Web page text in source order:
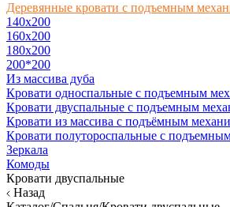
Деревянные кровати с подъемным
140x200
160х200
180х200
200*200
Из массива дуба
Кровати односпальные с подъемным
Кровати двуспальные с подъемным
Кровати из массива с подъёмным
Кровати полутороспальные с
Зеркала
Комоды
Кровати двуспальные
Назад